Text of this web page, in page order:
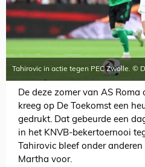
Tahirovic in actie tegen PEC Zwolle. ©
De deze zomer van AS Roma
kreeg op De Toekomst een
gedrukt. Dat gebeurde een
in het KNVB-bekertoernooi
Tahirovic bleef onder anderen
Martha voor.